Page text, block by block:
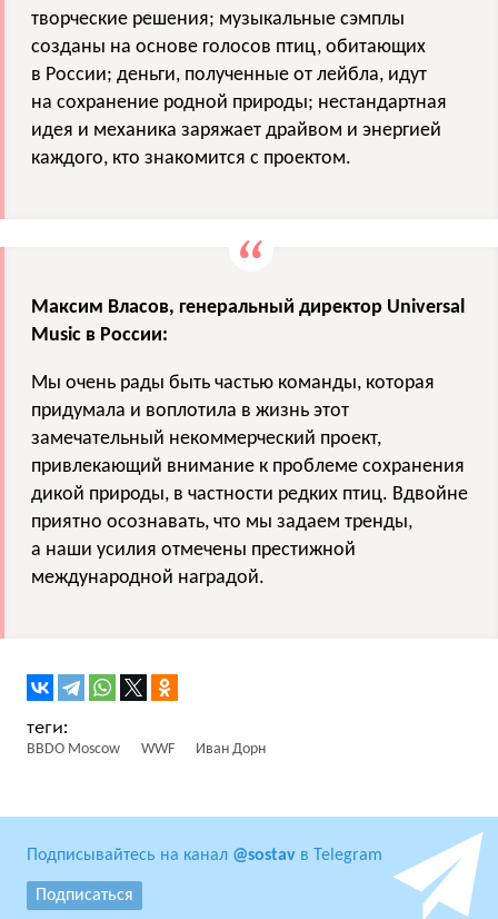
творческие решения; музыкальные сэмплы
созданы на основе голосов птиц, обитающих
в России; деньги, полученные от лейбла, идут
на сохранение родной природы; нестандартная
идея и механика заряжает драйвом и энергией
каждого, кто знакомится с проектом.
Максим Власов, генеральный директор Universal
Music в России:
Мы очень рады быть частью команды, которая
придумала и воплотила в жизнь этот
замечательный некоммерческий проект,
привлекающий внимание к проблеме сохранения
дикой природы, в частности редких птиц. Вдвойне
приятно осознавать, что мы задаем тренды,
а наши усилия отмечены престижной
международной наградой.
BBDO Moscow WWF Иван Дорн
Подписывайтесь на канал @sostav в Telegram
Подписаться